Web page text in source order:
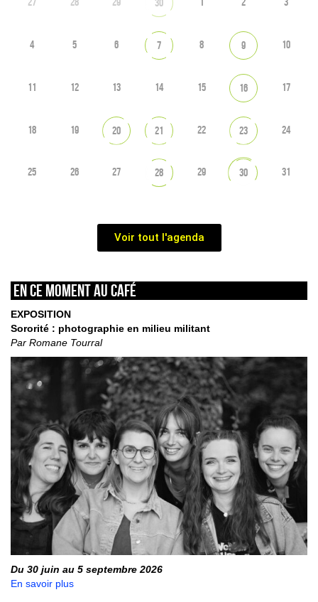
30
4 5 6 7 8 9 10
11 12 13 14 15 16 17
18 19 20 21 22 23 24
25 26 27 28 29 30 31
Voir tout l'agenda
En ce moment au café
EXPOSITION
Sororité : photographie en milieu militant
Par Romane Tourral
Du 30 juin au 5 septembre 2026
En savoir plus